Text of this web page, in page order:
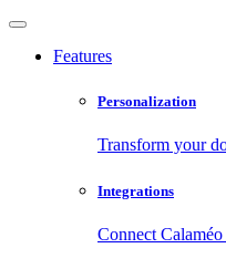
Features
Personalization
Transform your
Integrations
Connect